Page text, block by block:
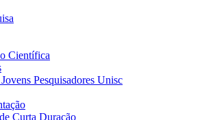
Científica
Pesquisadores Unisc
Curta Duração